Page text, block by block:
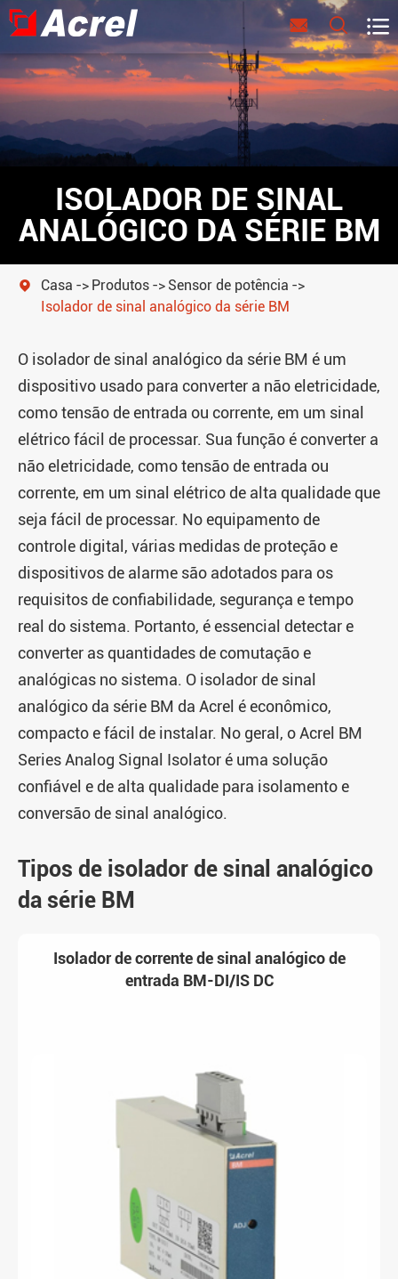
  
ISOLADOR DE SINAL
ANALÓGICO DA SÉRIE BM
 Casa Produtos
Sensor de potência
Isolador de sinal analógico da série BM
O isolador de sinal analógico da série BM é um
dispositivo usado para converter a não eletricidade,
como tensão de entrada ou corrente, em um sinal
elétrico fácil de processar. Sua função é converter a
não eletricidade, como tensão de entrada ou
corrente, em um sinal elétrico de alta qualidade que
seja fácil de processar. No equipamento de
controle digital, várias medidas de proteção e
dispositivos de alarme são adotados para os
requisitos de confiabilidade, segurança e tempo
real do sistema. Portanto, é essencial detectar e
converter as quantidades de comutação e
analógicas no sistema. O isolador de sinal
analógico da série BM da Acrel é econômico,
compacto e fácil de instalar. No geral, o Acrel BM
Series Analog Signal Isolator é uma solução
confiável e de alta qualidade para isolamento e
conversão de sinal analógico.
Tipos de isolador de sinal analógico
da série BM
Isolador de corrente de sinal analógico de
entrada BM-DI/IS DC